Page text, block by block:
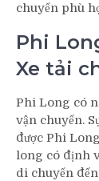
chuyển phù
Phi
Xe tải
Phi Long có
vận chuyển.
được Phi
long có định
di chuyển